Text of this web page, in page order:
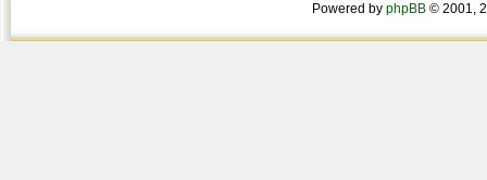
Powered by phpBB © 2001,